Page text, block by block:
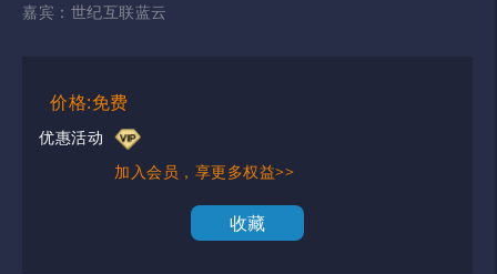
嘉宾： 世纪互联蓝云
价格:免费
优惠活动
加入会员，享更多权益>>
收藏